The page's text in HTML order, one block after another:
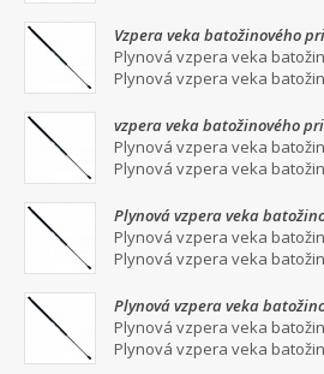
Vzpera veka batožinového
Plynová vzpera veka
Plynová vzpera veka
vzpera veka batožinového
Plynová vzpera veka
Plynová vzpera veka
Plynová vzpera veka
Plynová vzpera veka
Plynová vzpera veka
Plynová vzpera veka
Plynová vzpera veka
Plynová vzpera veka